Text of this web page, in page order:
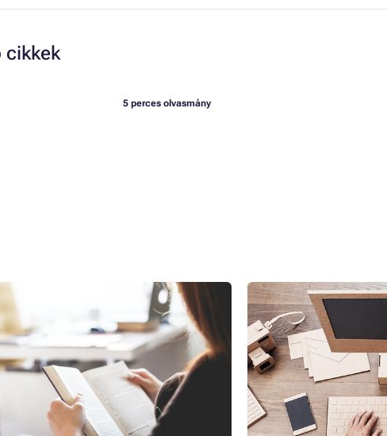
cikkek
5 perces olvasmány
szótár avagy Fogalmak, amelyek
elkerülhetetlenek
nagyon változatos, és sok szót foglal
officiális vafy szlanges, amelyek a
jellemzőek. Nem csak a nyomtatási
alkotóelemeiket magyarázzák meg,
nyomtatási vagy funkcionális
10 hasznos ötlet,
irodánkat
Az ökológiai
beférkőzte magát az
próbálunk minél
takarítunk meg, vagyis
bolygónkat. De ugyan ezt
Teljes cikk »